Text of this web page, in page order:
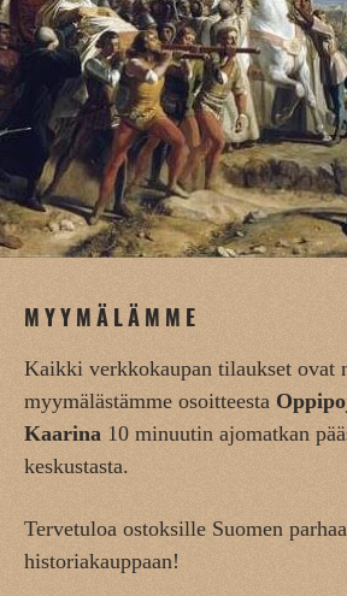
MYYMÄLÄMME
Kaikki verkkokaupan tilaukset ovat
myymälästämme osoitteesta
Kaarina 10 minuutin ajomatkan
keskustasta.
Tervetuloa ostoksille Suomen
historiakauppaan!